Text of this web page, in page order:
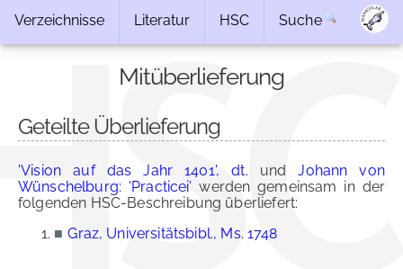
Verzeichnisse Literatur HSC Suche
Mitüberlieferung
Geteilte Überlieferung
'Vision auf das Jahr 1401', dt. undJohann von
Wünschelburg: 'Practicei' werden gemeinsam in der
folgenden HSC-Beschreibung überliefert:
■ Graz, Universitätsbibl., Ms. 1748